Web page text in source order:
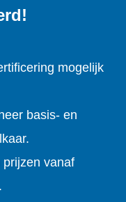
mogelijk
basis- en
prijzen vanaf